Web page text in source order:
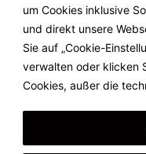
um Cookies inklusive
und direkt unsere
Sie auf „Cookie-
verwalten oder klicken
Cookies, außer die
Kontakt
Impressum
Datenschutz
AGB
Anfahrtsplan